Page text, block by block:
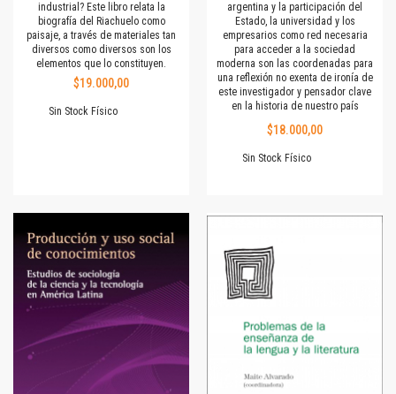
industrial? Este libro relata la
biografía del Riachuelo como
paisaje, a través de materiales tan
diversos como diversos son los
elementos que lo constituyen.
$19.000,00
Sin Stock Físico
argentina y la participación del
Estado, la universidad y los
empresarios como red necesaria
para acceder a la sociedad
moderna son las coordenadas para
una reflexión no exenta de ironía de
este investigador y pensador clave
en la historia de nuestro país
$18.000,00
Sin Stock Físico